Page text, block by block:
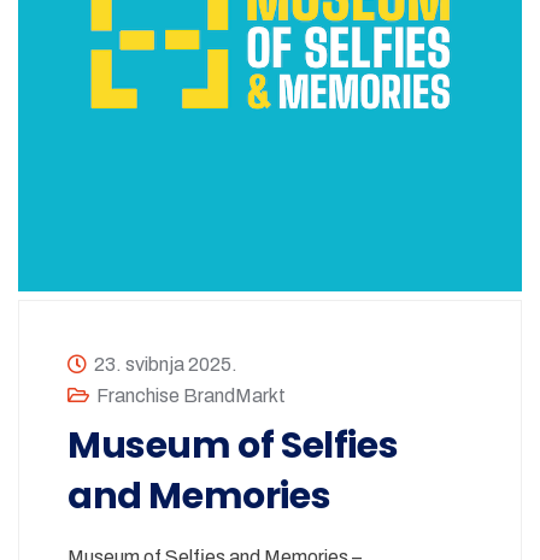
23. svibnja 2025.
Franchise BrandMarkt
Museum of Selfies
and Memories